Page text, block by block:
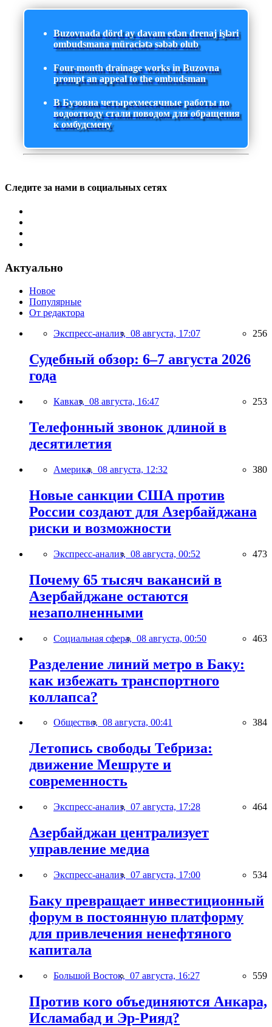
Buzovnada dörd ay davam edən drenaj işləri
ombudsmana müraciətə səbəb olub
Four-month drainage works in Buzovna
prompt an appeal to the ombudsman
В Бузовна четырехмесячные работы по
водоотводу стали поводом для обращения
к омбудсмену
Следите за нами в социальных сетях
Актуально
Новое
Популярные
От редактора
Экспресс-анализ, 08 августа, 17:07 256
Судебный обзор: 6–7 августа 2026
года
Кавказ, 08 августа, 16:47 253
Телефонный звонок длиной в
десятилетия
Америка, 08 августа, 12:32 380
Новые санкции США против
России создают для Азербайджана
риски и возможности
Экспресс-анализ, 08 августа, 00:52 473
Почему 65 тысяч вакансий в
Азербайджане остаются
незаполненными
Социальная сфера, 08 августа, 00:50 463
Разделение линий метро в Баку:
как избежать транспортного
коллапса?
Общество, 08 августа, 00:41 384
Летопись свободы Тебриза:
движение Мешруте и
современность
Экспресс-анализ, 07 августа, 17:28 464
Азербайджан централизует
управление медиа
Экспресс-анализ, 07 августа, 17:00 534
Баку превращает инвестиционный
форум в постоянную платформу
для привлечения ненефтяного
капитала
Большой Восток, 07 августа, 16:27 559
Против кого объединяются Анкара,
Исламабад и Эр-Рияд?